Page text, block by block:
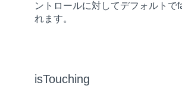
ントロールに対してデフォルトで
れます。
isTouching